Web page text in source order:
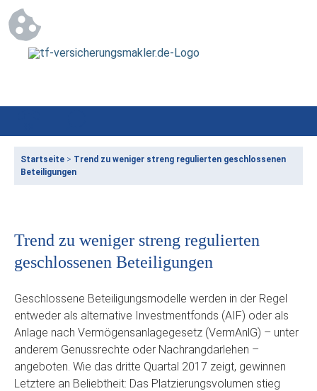
Startseite > Trend zu weniger streng regulierten geschlossenen
Beteiligungen
Trend zu weniger streng regulierten
geschlossenen Beteiligungen
Geschlossene Beteiligungsmodelle werden in der Regel
entweder als alternative Investmentfonds (AIF) oder als
Anlage nach Vermögensanlagegesetz (VermAnlG) – unter
anderem Genussrechte oder Nachrangdarlehen –
angeboten. Wie das dritte Quartal 2017 zeigt, gewinnen
Letztere an Beliebtheit: Das Platzierungsvolumen stieg